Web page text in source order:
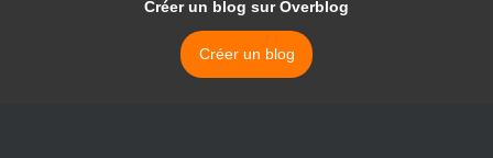
Créer un blog sur Overblog
Créer un blog